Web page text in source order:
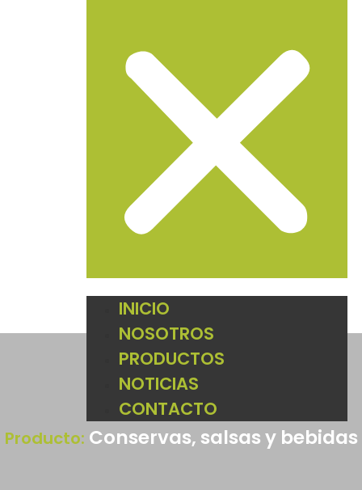
INICIO
NOSOTROS
PRODUCTOS
NOTICIAS
CONTACTO
Producto: Conservas, salsas y bebidas